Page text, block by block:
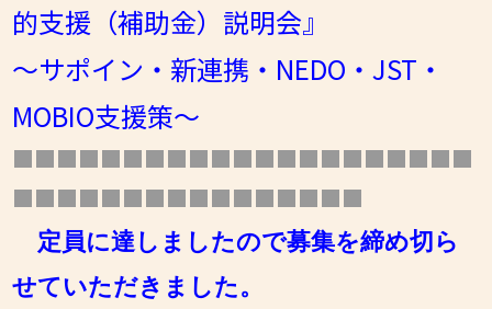
的支援（補助金）説明会』
～サポイン・新連携・NEDO・JST・
MOBIO支援策～
■■■■■■■■■■■■■■■■■■■■■
■■■■■■■■■■■■■■■■
定員に達しましたので募集を締め切ら
せていただきました。